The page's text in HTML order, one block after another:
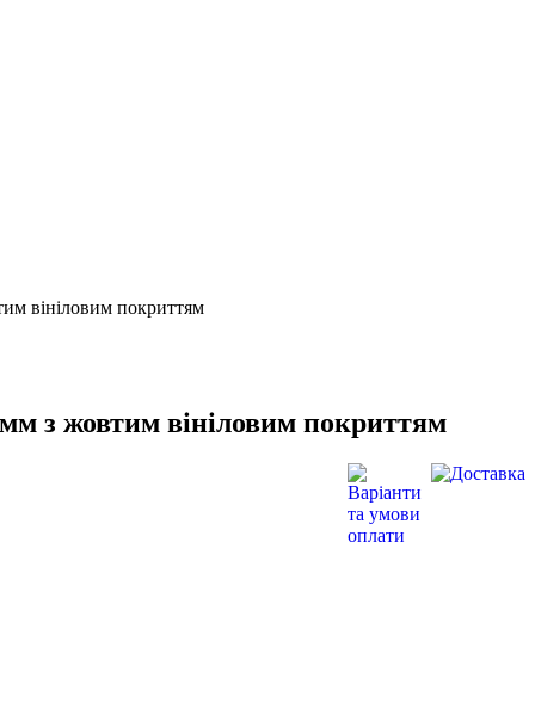
вініловим покриттям
з жовтим вініловим покриттям